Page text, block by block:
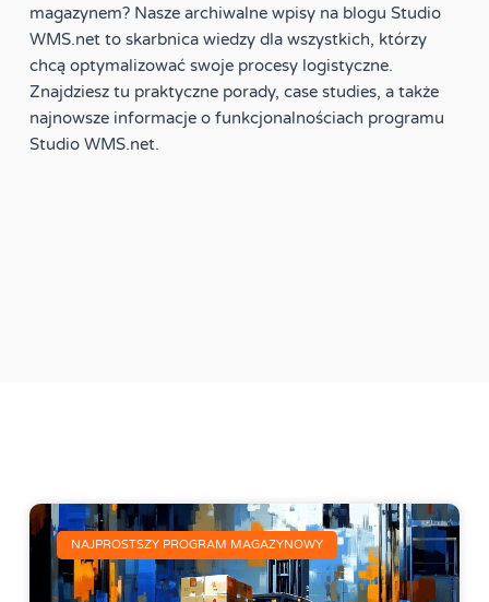
magazynem? Nasze archiwalne wpisy na blogu Studio
WMS.net to skarbnica wiedzy dla wszystkich, którzy
chcą optymalizować swoje procesy logistyczne.
Znajdziesz tu praktyczne porady, case studies, a także
najnowsze informacje o funkcjonalnościach programu
Studio WMS.net.
NAJPROSTSZY PROGRAM MAGAZYNOWY